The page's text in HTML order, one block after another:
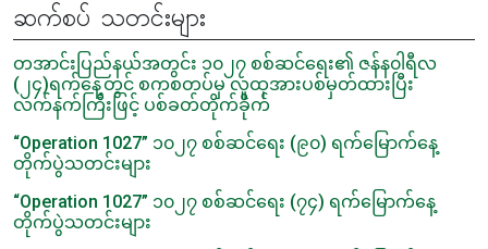
ဆက်စပ် သတင်းများ
တအာင်းပြည်နယ်အတွင်း ၁၀၂၇ စစ်ဆင်ရေး၏ ဇန်န၀ါရီလ
(၂၄)ရက်နေ့တွင် စကစတပ်မှ လူထုအားပစ်မှတ်ထားပြီး
လက်နက်ကြီးဖြင့် ပစ်ခတ်တိုက်ခိုက်
“Operation 1027” ၁၀၂၇ စစ်ဆင်ရေး (၉၀) ရက်မြောက်နေ့
တိုက်ပွဲသတင်းများ
“Operation 1027” ၁၀၂၇ စစ်ဆင်ရေး (၇၄) ရက်မြောက်နေ့
တိုက်ပွဲသတင်းများ